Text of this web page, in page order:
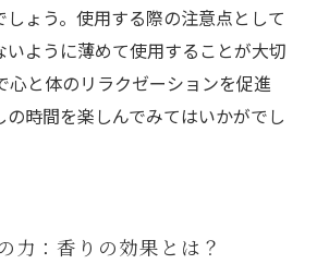
ょう。使用する際の注意点として
ように薄めて使用することが大切
心と体のリラクゼーションを促進
の時間を楽しんでみてはいかがでし
力：香りの効果とは？